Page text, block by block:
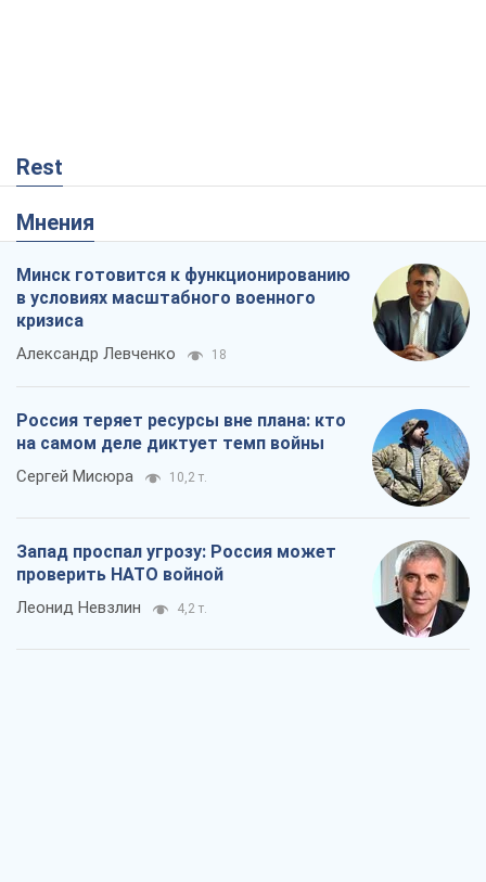
Rest
Мнения
Минск готовится к функционированию
в условиях масштабного военного
кризиса
Александр Левченко 18
Россия теряет ресурсы вне плана: кто
на самом деле диктует темп войны
Сергей Мисюра 10,2 т.
Запад проспал угрозу: Россия может
проверить НАТО войной
Леонид Невзлин 4,2 т.